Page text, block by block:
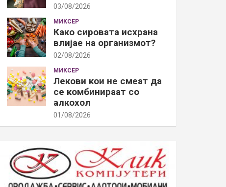
03/08/2026
МИКСЕР
Како сировата исхрана
влијае на организмот?
02/08/2026
МИКСЕР
Лекови кои не смеат да
се комбинираат со
алкохол
01/08/2026